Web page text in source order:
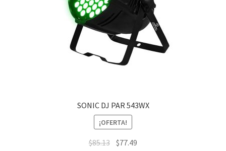
SONIC DJ PAR 543WX
¡OFERTA!
$85.13 $77.49